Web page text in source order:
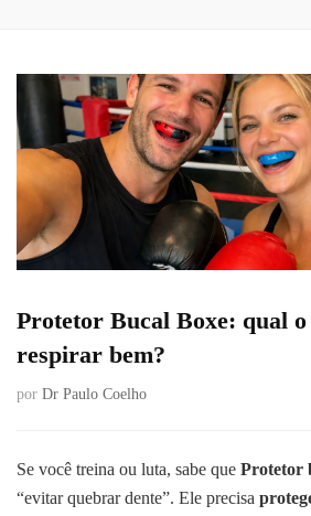
Protetor Bucal Boxe: qual
respirar bem?
por Dr Paulo Coelho
Se você treina ou luta, sabe que Protetor
“evitar quebrar dente”. Ele precisa